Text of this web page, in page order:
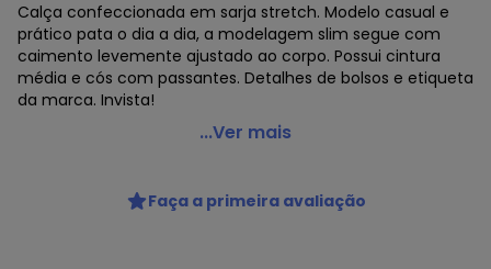
Calça confeccionada em sarja stretch. Modelo casual e
prático pata o dia a dia, a modelagem slim segue com
caimento levemente ajustado ao corpo. Possui cintura
média e cós com passantes. Detalhes de bolsos e etiqueta
da marca. Invista!
Malwee - Calça Slim em Sarja Cáqui
Fornecedor: MALWEE MALHAS LTDA / CNPJ 84.429.737/0001-
...Ver mais
Faça a primeira avaliação